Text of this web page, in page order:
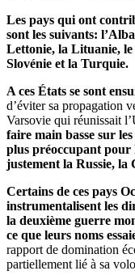
Les pays qui ont
sont les suivants:
Lettonie, la Lituanie, le
Slovénie et la Turquie.
A ces États se sont
d’éviter sa propagation
Varsovie qui réunissait
faire main basse sur
plus préoccupant pour
justement la Russie, la
Certains de ces pays
instrumentalisent les
la deuxième guerre
ce que leurs noms
rapport de domination
partiellement lié à sa